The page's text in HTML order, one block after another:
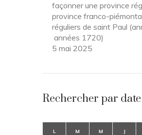
façonner une province
province franco-
réguliers de saint Paul
années 1720)
5 mai 2025
Rechercher par date
L M M J